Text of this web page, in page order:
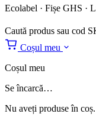
Ecolabel · Fișe GHS ·
Caută produs sau cod
Coșul meu
Coșul meu
Se încarcă…
Nu aveți produse în coș.